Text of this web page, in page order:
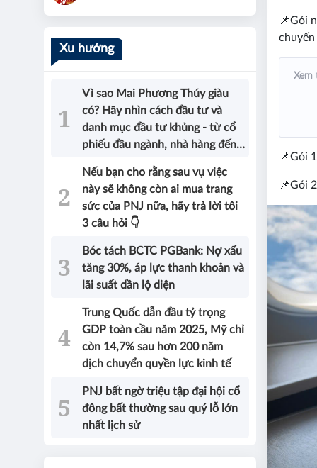
📌Gói
chuyến
Xem
📌Gói
📌Gói
Xu hướng
Vì sao Mai Phương Thúy giàu
có? Hãy nhìn cách đầu tư và
danh mục đầu tư khủng - từ cổ
phiếu đầu ngành, nhà hàng đến
được câu trả lời!
Nếu bạn cho rằng sau vụ việc
này sẽ không còn ai mua trang
sức của PNJ nữa, hãy trả lời tôi
3 câu hỏi 👇
Bóc tách BCTC PGBank: Nợ xấu
tăng 30%, áp lực thanh khoản và
lãi suất dần lộ diện
Trung Quốc dẫn đầu tỷ trọng
GDP toàn cầu năm 2025, Mỹ chỉ
còn 14,7% sau hơn 200 năm
dịch chuyển quyền lực kinh tế
PNJ bất ngờ triệu tập đại hội cổ
đông bất thường sau quý lỗ lớn
nhất lịch sử